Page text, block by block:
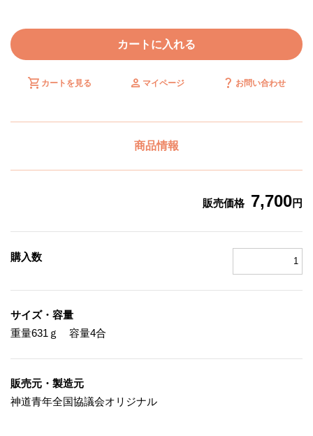
カートに入れる
shopping_cart カートを見る person マイページ question_mark お問い合わせ
商品情報
販売価格 7,700円
購入数
サイズ・容量
重量631ｇ 容量4合
販売元・製造元
神道青年全国協議会オリジナル